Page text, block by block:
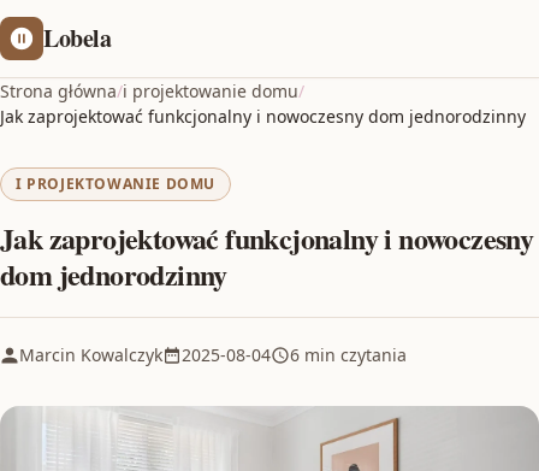
Lobela
Strona główna/i projektowanie domu/
Jak zaprojektować funkcjonalny i nowoczesny dom jednorodzinny
I PROJEKTOWANIE DOMU
Jak zaprojektować funkcjonalny i nowoczesny
dom jednorodzinny
Marcin Kowalczyk 2025-08-04 6 min czytania